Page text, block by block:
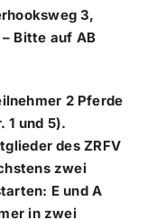
3,
Bitte auf AB
2 Pferde
1 und 5).
des ZRFV
zwei
E und A
in zwei